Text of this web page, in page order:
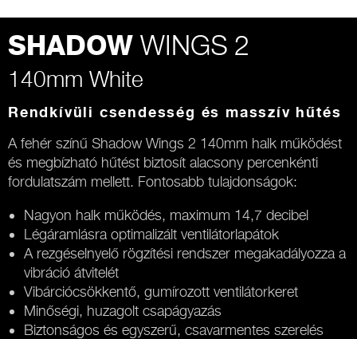
SHADOW WINGS 2
140mm White
Rendkívüli csendesség és masszív hűtés
A fehér színű Shadow Wings 2 140mm halk működést
és megbízható hűtést biztosít alacsony percenkénti
fordulatszám mellett. Fontosabb tulajdonságok:
Nagyon halk működés, maximum 14,7 decibel
Légáramlásra optimalizált ventilátorlapátok
A rezgéselnyelő rögzítési rendszer megakadályozza a
vibráció átvitelét
Vibárciócsökkentő, gumírozott ventilátorkeret
Minőségi, huzagolt csapágyazás
Biztonságos és egyszerű, csavarmentes szerelés